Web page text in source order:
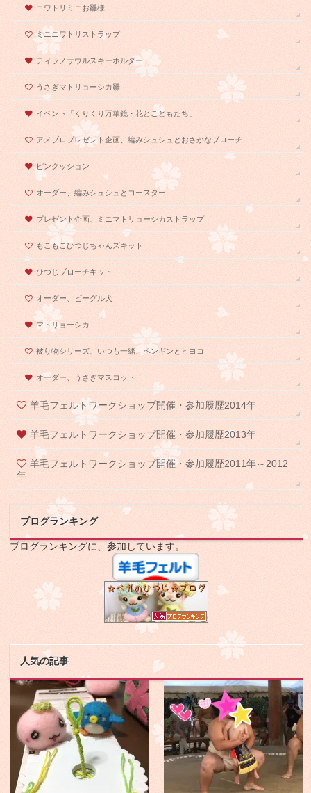
ニワトリミニお雛様
ミニニワトリストラップ
ティラノサウルスキーホルダー
うさぎマトリョーシカ雛
イベント「くりくり万華鏡・花とこどもたち」
アメブロプレゼント企画、編みシュシュとおさかなブローチ
ピンクッション
オーダー、編みシュシュとコースター
プレゼント企画、ミニマトリョーシカストラップ
もこもこひつじちゃんズキット
ひつじブローチキット
オーダー、ビーグル犬
マトリョーシカ
被り物シリーズ、いつも一緒、ペンギンとヒヨコ
オーダー、うさぎマスコット
羊毛フェルトワークショップ開催・参加履歴2014年
羊毛フェルトワークショップ開催・参加履歴2013年
羊毛フェルトワークショップ開催・参加履歴2011年～2012
年
ブログランキング
ブログランキングに、参加しています。
人気の記事